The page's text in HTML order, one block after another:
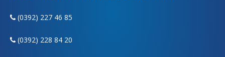
(0392) 227 46 85
(0392) 228 84 20